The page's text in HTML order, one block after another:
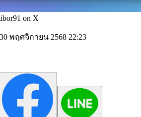
on X
30 พฤศจิกายน 2568 22:23